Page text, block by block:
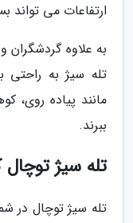
ارتفاعات می تواند
به علاوه گردشگران
تله سیژ به راحتی
مانند پیاده روی،
ببرند.
تله سیژ
تله سیژ توچال در